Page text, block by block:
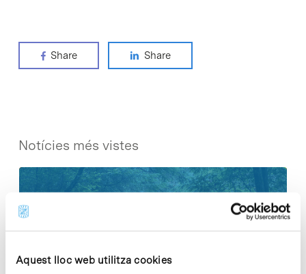
Aquest lloc web utilitza cookies
Share Share
Notícies més vistes
29 de juliol de 2026